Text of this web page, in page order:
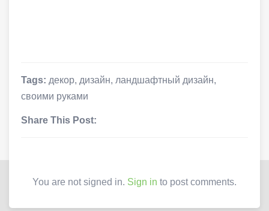
Tags: декор, дизайн, ландшафтный дизайн,
своими руками
Share This Post:
You are not signed in. Sign in to post comments.